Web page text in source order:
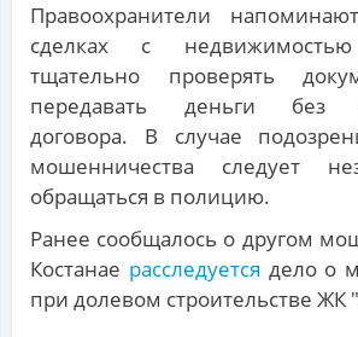
Правоохранители
сделках с
тщательно проверять
передавать деньги без
договора. В случае
мошенничества следует
обращаться в полицию.
Ранее сообщалось о другом
Костанае расследуется дело о
при долевом строительстве ЖК